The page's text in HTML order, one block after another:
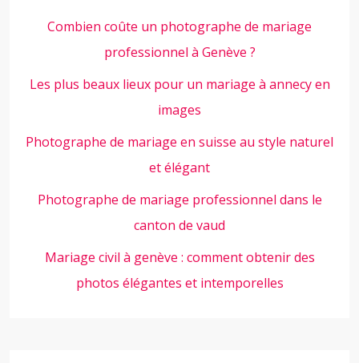
Combien coûte un photographe de mariage
professionnel à Genève ?
Les plus beaux lieux pour un mariage à annecy en
images
Photographe de mariage en suisse au style naturel
et élégant
Photographe de mariage professionnel dans le
canton de vaud
Mariage civil à genève : comment obtenir des
photos élégantes et intemporelles